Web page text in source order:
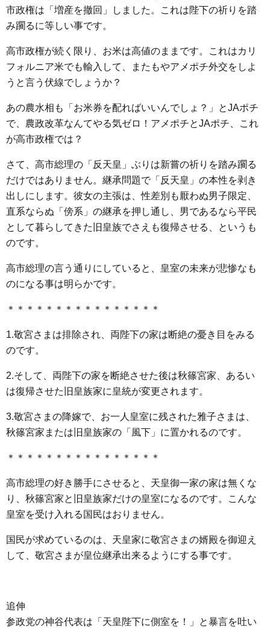
市政権は「増産を撤回」しました。これは陛下の祈りを踏
み躙るに等しい事です。
高市政権が続く限り、お米は高値のままです。これはカリ
フォルニア米でも輸入して、またもやアメポチ外交をしよ
うと言う伏線でしょうか？
あの農水相も「お米券を配ればいいんでしょ？」とJAポチ
で、農政改革なんてやる気ゼロ！アメポチとJAポチ、これ
が高市政権では？
さて、高市総理の「反天皇」ぶりは新嘗の祈りを踏み躙る
だけではありません。継承問題で「反天皇」の本性を剥き
出しにします。彼女の主張は、性差別も厭わぬ男子限定、
直系ならぬ「傍系」の継承を押し通し、男であるなら平民
として暮らしてきた旧皇族でさえも復帰させる、というも
のです。
高市総理の言う通りにしていると、皇室の未来が悲惨なも
のになる事は明らかです。
＊＊＊＊＊＊＊＊＊＊＊＊＊＊＊＊
1.敬宮さまは排除され、両陛下の家は断絶の憂き目をみる
のです。
2.そして、両陛下の家を断絶させた後は秋篠宮家、あるい
は復帰させた旧皇族家に皇統が変更されます。
3.敬宮さまの降嫁で、お一人皇室に残された雅子さまは、
秋篠宮家または旧皇族家の「風下」に置かれるのです。
＊＊＊＊＊＊＊＊＊＊＊＊＊＊＊＊
高市総理の好き勝手にさせると、天皇御一家の家は無くな
り、秋篠宮家と旧皇族家だけの皇室になるのです。こんな
皇室を受け入れる国民はおりません。
国民が求めているのは、天皇家に敬宮さまの婿殿を御迎え
して、敬宮さまが皇位継承出来るようにする事です。
追伸
参政党の神谷代表は「天皇陛下に側室を！」と暴言を吐い